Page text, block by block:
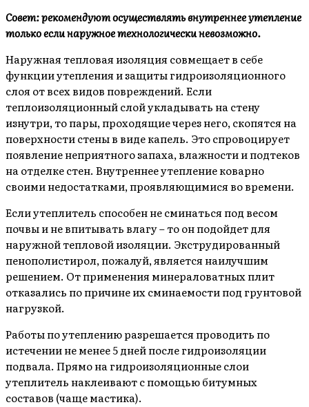
Совет: рекомендуют осуществлять внутреннее утепление
только если наружное технологически невозможно.
Наружная тепловая изоляция совмещает в себе
функции утепления и защиты гидроизоляционного
слоя от всех видов повреждений. Если
теплоизоляционный слой укладывать на стену
изнутри, то пары, проходящие через него, скопятся на
поверхности стены в виде капель. Это спровоцирует
появление неприятного запаха, влажности и подтеков
на отделке стен. Внутреннее утепление коварно
своими недостатками, проявляющимися во времени.
Если утеплитель способен не сминаться под весом
почвы и не впитывать влагу – то он подойдет для
наружной тепловой изоляции. Экструдированный
пенополистирол, пожалуй, является наилучшим
решением. От применения минераловатных плит
отказались по причине их сминаемости под грунтовой
нагрузкой.
Работы по утеплению разрешается проводить по
истечении не менее 5 дней после гидроизоляции
подвала. Прямо на гидроизоляционные слои
утеплитель наклеивают с помощью битумных
составов (чаще мастика).